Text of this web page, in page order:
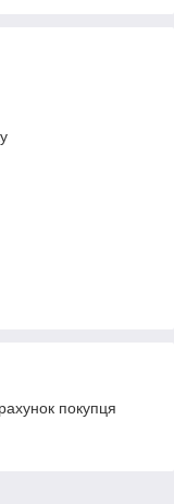
покупця